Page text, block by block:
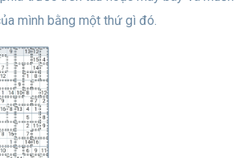
mình bằng một thứ gì đó.